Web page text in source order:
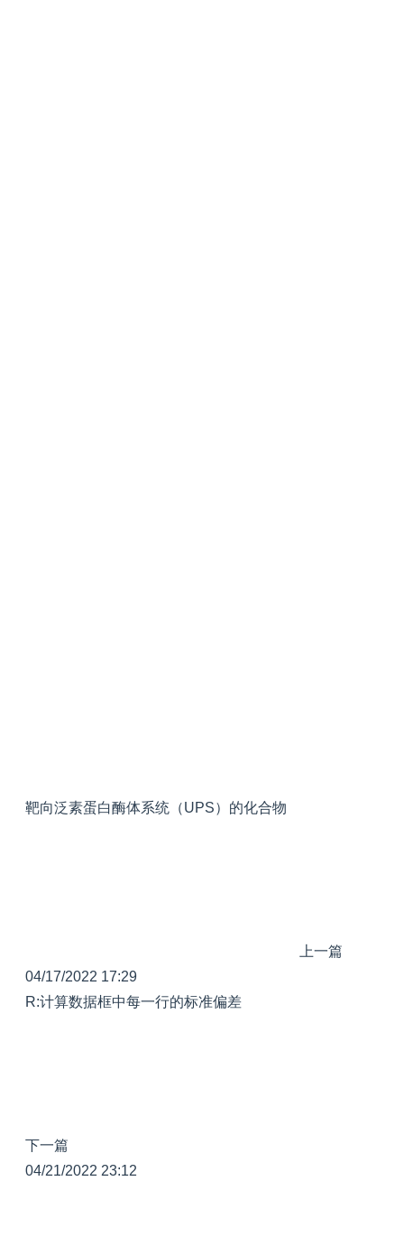
靶向泛素蛋白酶体系统（UPS）的化合物
上一篇
04/17/2022 17:29
R:计算数据框中每一行的标准偏差
下一篇
04/21/2022 23:12